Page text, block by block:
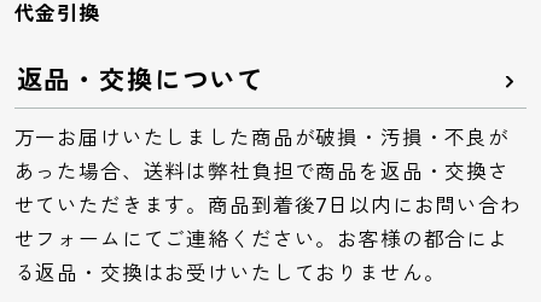
代金引換
返品・交換について
万一お届けいたしました商品が破損・汚損・不良が
あった場合、送料は弊社負担で商品を返品・交換さ
せていただきます。商品到着後7日以内にお問い合わ
せフォームにてご連絡ください。お客様の都合によ
る返品・交換はお受けいたしておりません。